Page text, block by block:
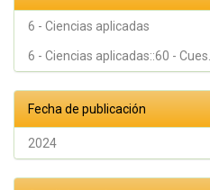
6 - Ciencias aplicadas
6 - Ciencias aplicadas::60 - Cues...
Fecha de publicación
2024